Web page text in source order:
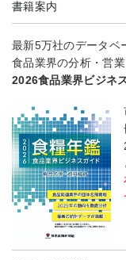
書籍案内
最新5万社のデータベ
食品業界の分析・営
2026食品業界ビジネ